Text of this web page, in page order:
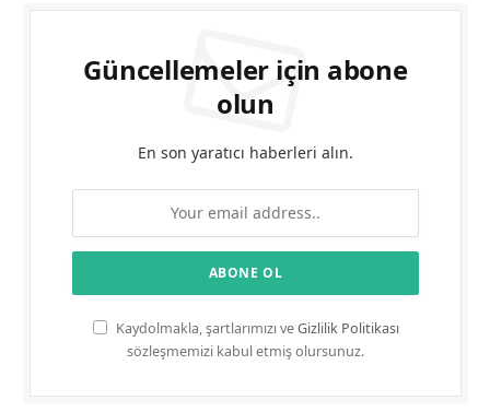
Güncellemeler için abone
olun
En son yaratıcı haberleri alın.
Kaydolmakla, şartlarımızı veGizlilik Politikası
sözleşmemizi kabul etmiş olursunuz.